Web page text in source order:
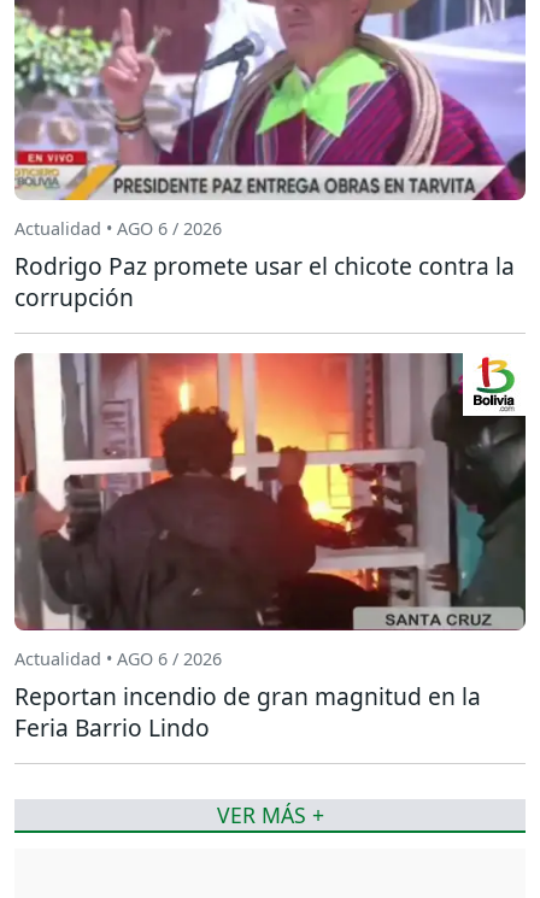
Actualidad • AGO 6 / 2026
Rodrigo Paz promete usar el chicote contra la
corrupción
Actualidad • AGO 6 / 2026
Reportan incendio de gran magnitud en la
Feria Barrio Lindo
VER MÁS +